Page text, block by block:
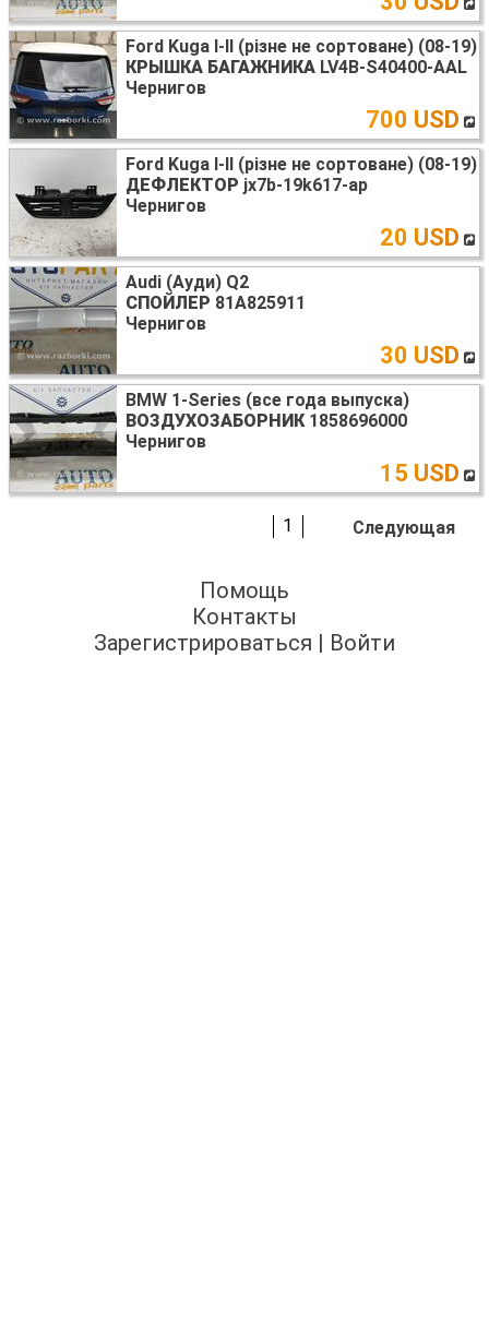
Ford Kuga I-II (різне не сортоване) (08-19)
КРЫШКА БАГАЖНИКА LV4B-S40400-AAL
Чернигов
700 USD
Ford Kuga I-II (різне не сортоване) (08-19)
ДЕФЛЕКТОР jx7b-19k617-ap
Чернигов
20 USD
Audi (Ауди) Q2
СПОЙЛЕР 81A825911
Чернигов
30 USD
BMW 1-Series (все года выпуска)
ВОЗДУХОЗАБОРНИК1858696000
Чернигов
15 USD
1 Следующая
Помощь
Контакты
Зарегистрироваться | Войти